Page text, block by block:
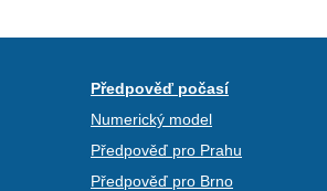
Předpověď počasí
Numerický model
Předpověď pro Prahu
Předpověď pro Brno